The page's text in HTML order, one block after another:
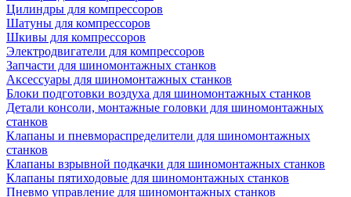
Цилиндры для компрессоров
Шатуны для компрессоров
Шкивы для компрессоров
Электродвигатели для компрессоров
Запчасти для шиномонтажных станков
Аксессуары для шиномонтажных станков
Блоки подготовки воздуха для шиномонтажных станков
Детали консоли, монтажные головки для шиномонтажных
станков
Клапаны и пневмораспределители для шиномонтажных
станков
Клапаны взрывной подкачки для шиномонтажных станков
Клапаны пятиходовые для шиномонтажных станков
Пневмо управление для шиномонтажных станков